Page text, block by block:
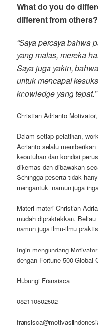
What do you do
different from others?
“Saya percaya bahwa
yang malas, mereka
Saya juga yakin,
untuk mencapai
knowledge yang tepat.”
Christian Adrianto
Dalam setiap pelatihan,
Adrianto selalu
kebutuhan dan kondisi
dikemas dan dibawakan
Sehingga peserta tidak
mengantuk, namun juga
Materi materi Christian
mudah dipraktekkan.
namun juga ilmu-ilmu
Ingin mengundang
dengan Fortune 500 Global
Hubungi Fransisca
082110502502